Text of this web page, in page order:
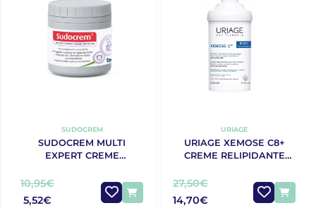
SUDOCREM
SUDOCREM MULTI
EXPERT CREME
10,95€
5,52€
URIAGE
URIAGE XEMOSE C8+
CREME RELIPIDANTE
27,50€
14,70€